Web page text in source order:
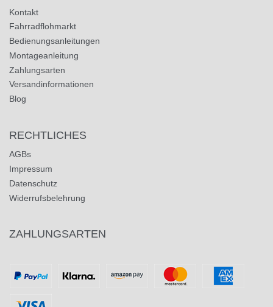
Kontakt
Fahrradflohmarkt
Bedienungsanleitungen
Montageanleitung
Zahlungsarten
Versandinformationen
Blog
RECHTLICHES
AGBs
Impressum
Datenschutz
Widerrufsbelehrung
ZAHLUNGSARTEN